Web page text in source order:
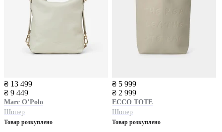
₴ 13 499
₴ 9 449
Marc O’Polo
Шопер
Товар розкуплено
₴ 5 999
₴ 2 999
ECCO TOTE
Шопер
Товар розкуплено